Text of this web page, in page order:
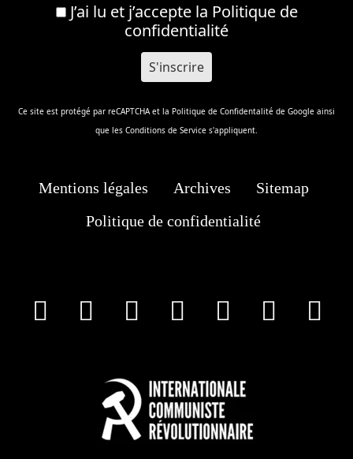
J’ai lu et j’accepte la Politique de
confidentialité
Ce site est protégé par reCAPTCHA et la Politique de Confidentalité de Google ainsi
que les Conditions de Service s'appliquent.
Mentions légales Archives
Sitemap
Politique de confidentialité
facebookInstagram
Youtube
Tik Tok